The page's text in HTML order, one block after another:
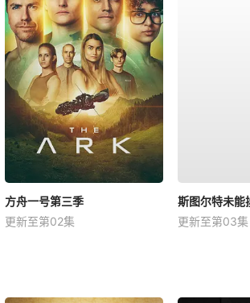
方舟一号第三季
更新至第02集
斯图尔特未能
更新至第03集